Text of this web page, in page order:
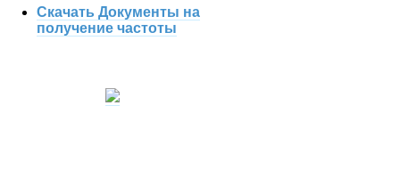
Скачать Документы на
получение частоты